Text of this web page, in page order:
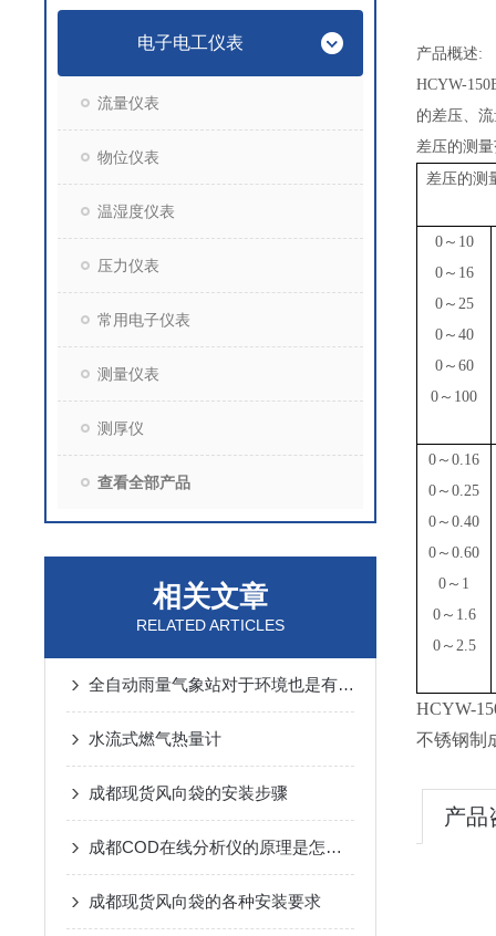
电子电工仪表
流量仪表
物位仪表
温湿度仪表
压力仪表
常用电子仪表
测量仪表
测厚仪
查看全部产品
相关文章
RELATED ARTICLES
全自动雨量气象站对于环境也是有要求的
水流式燃气热量计
成都现货风向袋的安装步骤
成都COD在线分析仪的原理是怎样的呢？
成都现货风向袋的各种安装要求
产品概述:
HCYW-
的差压、
差压的测
差压的测
0～ 10
0～ 16
0～ 25
0～ 40
0～ 60
0 ～ 100
0 ～ 0.16
0 ～ 0.25
0 ～ 0.40
0 ～ 0.60
0 ～ 1
0～ 1.6
0～ 2.5
HCYW-
不锈钢制
产品